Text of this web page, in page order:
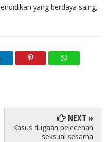
yang berdaya saing,
NEXT »
Kasus dugaan pelecehan
seksual sesama